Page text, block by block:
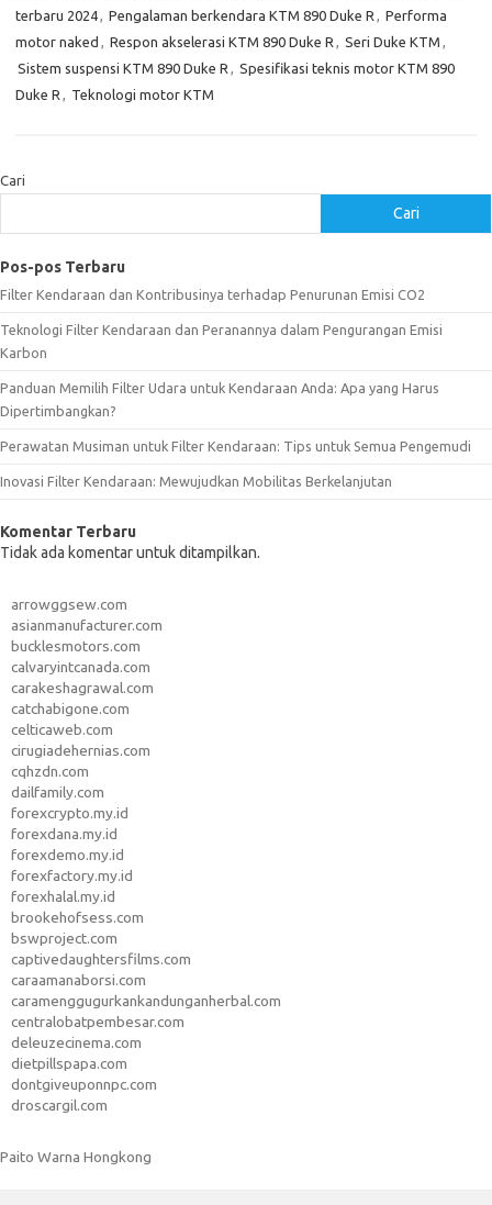
terbaru 2024, Pengalaman berkendara KTM 890 Duke R , Performa
motor naked , Respon akselerasi KTM 890 Duke R , Seri Duke KTM ,
Sistem suspensi KTM 890 Duke R , Spesifikasi teknis motor KTM 890
Duke R , Teknologi motor KTM
Cari
Cari
Pos-pos Terbaru
Filter Kendaraan dan Kontribusinya terhadap Penurunan Emisi CO2
Teknologi Filter Kendaraan dan Peranannya dalam Pengurangan Emisi
Karbon
Panduan Memilih Filter Udara untuk Kendaraan Anda: Apa yang Harus
Dipertimbangkan?
Perawatan Musiman untuk Filter Kendaraan: Tips untuk Semua Pengemudi
Inovasi Filter Kendaraan: Mewujudkan Mobilitas Berkelanjutan
Komentar Terbaru
Tidak ada komentar untuk ditampilkan.
arrowggsew.com
asianmanufacturer.com
bucklesmotors.com
calvaryintcanada.com
carakeshagrawal.com
catchabigone.com
celticaweb.com
cirugiadehernias.com
cqhzdn.com
dailfamily.com
forexcrypto.my.id
forexdana.my.id
forexdemo.my.id
forexfactory.my.id
forexhalal.my.id
brookehofsess.com
bswproject.com
captivedaughtersfilms.com
caraamanaborsi.com
caramenggugurkankandunganherbal.com
centralobatpembesar.com
deleuzecinema.com
dietpillspapa.com
dontgiveuponnpc.com
droscargil.com
Paito Warna Hongkong